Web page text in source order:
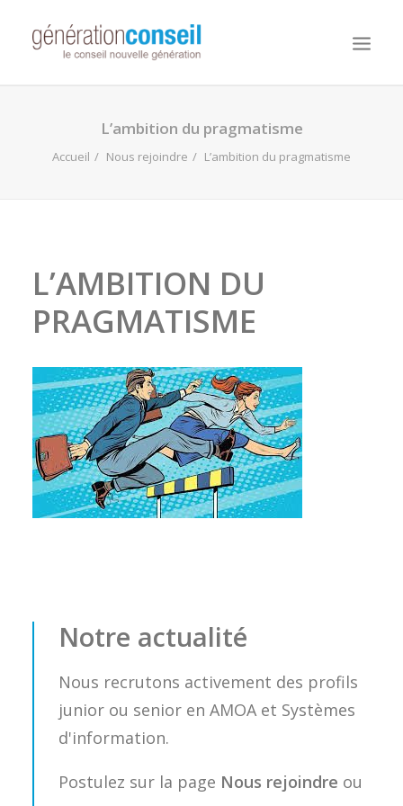
NOUS CONNAITRE
NOS MISSIONS
NOTRE BLOG
L’ambition du pragmatisme
Accueil Nous rejoindre L’ambition du pragmatisme
L’AMBITION DU
PRAGMATISME
Notre actualité
Nous recrutons activement des profils
junior ou senior en AMOA et Systèmes
d'information.
Postulez sur la page Nous rejoindre ou